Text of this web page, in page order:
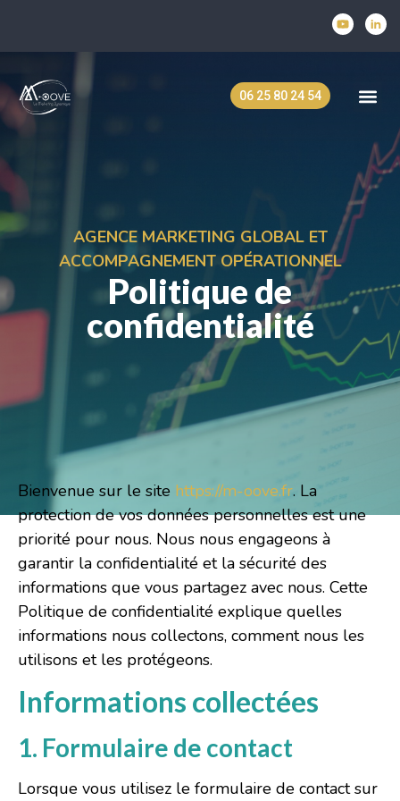
06 25 80 24 54
AGENCE MARKETING GLOBAL ET
ACCOMPAGNEMENT OPÉRATIONNEL
Politique de
confidentialité
Bienvenue sur le site https://m-oove.fr. La
protection de vos données personnelles est une
priorité pour nous. Nous nous engageons à
garantir la confidentialité et la sécurité des
informations que vous partagez avec nous. Cette
Politique de confidentialité explique quelles
informations nous collectons, comment nous les
utilisons et les protégeons.
Informations collectées
1. Formulaire de contact
Lorsque vous utilisez le formulaire de contact sur